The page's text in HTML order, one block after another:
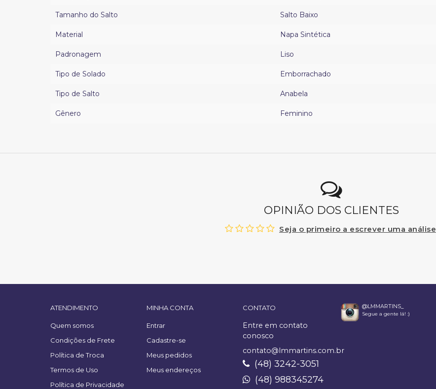
Tamanho do Salto Salto Baixo
Material Napa Sintética
Padronagem Liso
Tipo de Solado Emborrachado
Tipo de Salto Anabela
Gênero Feminino
OPINIÃO DOS CLIENTES
Seja o primeiro a escrever uma análise
ATENDIMENTO
Quem somos
Condições de Frete
Política de Troca
Termos de Uso
Política de Privacidade
MINHA CONTA
Entrar
Cadastre-se
Meus pedidos
Meus endereços
CONTATO
Entre em contato
conosco
contato@lmmartins.com.br
(48) 3242-3051
(48) 988345274
@LMMARTINS_
Segue a gente lá! :)